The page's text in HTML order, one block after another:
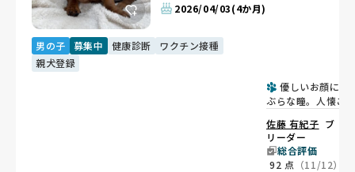
2026/04/03(4か月)
男の子 募集中 健康診断
ワクチン接種
親犬登録
優しいお顔につ
ぶらな瞳。人懐こ
佐藤 有紀子 ブ
リーダー
総合評価
92 点 （11/12）